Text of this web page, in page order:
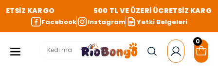
KARGO 500 TL VE ÜZERİ ÜCRETSİZ KARGO
Facebook Instagram Yetki Belgeleri
0